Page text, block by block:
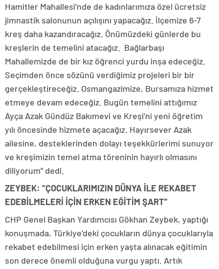
Hamitler Mahallesi’nde de kadınlarımıza özel ücretsiz
jimnastik salonunun açılışını yapacağız. İlçemize 6-7
kreş daha kazandıracağız. Önümüzdeki günlerde bu
kreşlerin de temelini atacağız. Bağlarbaşı
Mahallemizde de bir kız öğrenci yurdu inşa edeceğiz.
Seçimden önce sözünü verdiğimiz projeleri bir bir
gerçekleştireceğiz. Osmangazimize, Bursamıza hizmet
etmeye devam edeceğiz. Bugün temelini attığımız
Ayça Azak Gündüz Bakımevi ve Kreşi’ni yeni öğretim
yılı öncesinde hizmete açacağız. Hayırsever Azak
ailesine, desteklerinden dolayı teşekkürlerimi sunuyor
ve kreşimizin temel atma töreninin hayırlı olmasını
diliyorum” dedi.
ZEYBEK: “ÇOCUKLARIMIZIN DÜNYA İLE REKABET
EDEBİLMELERİ İÇİN ERKEN EĞİTİM ŞART”
CHP Genel Başkan Yardımcısı Gökhan Zeybek, yaptığı
konuşmada, Türkiye’deki çocukların dünya çocuklarıyla
rekabet edebilmesi için erken yaşta alınacak eğitimin
son derece önemli olduğuna vurgu yaptı. Artık